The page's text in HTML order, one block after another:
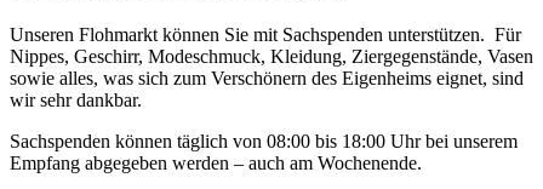
Unseren Flohmarkt können Sie mit Sachspenden unterstützen. Für
Nippes, Geschirr, Modeschmuck, Kleidung, Ziergegenstände, Vasen
sowie alles, was sich zum Verschönern des Eigenheims eignet, sind
wir sehr dankbar.
Sachspenden können täglich von 08:00 bis 18:00 Uhr bei unserem
Empfang abgegeben werden – auch am Wochenende.